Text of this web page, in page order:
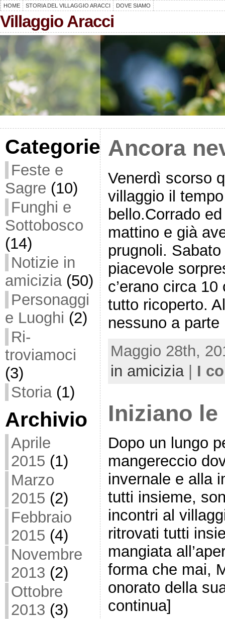
HOME STORIA DEL VILLAGGIO ARACCI DOVE SIAMO
Villaggio Aracci
Categorie
Feste e
Sagre (10)
Funghi e
Sottobosco
(14)
Notizie in
amicizia(50)
Personaggi
e Luoghi (2)
Ri-
troviamoci
(3)
Storia(1)
Archivio
Aprile
2015 (1)
Marzo
2015 (2)
Febbraio
2015 (4)
Novembre
2013 (2)
Ottobre
2013 (3)
Ancora
Venerdì scorso
villaggio il
bello.Corrado
mattino e già
prugnoli.
piacevole
c’erano circa
tutto ricoperto.
nessuno a
Maggio 28th,
in amicizia| I
Iniziano
Dopo un lungo
mangereccio
invernale e alla
tutti insieme,
incontri al
ritrovati tutti
mangiata
forma che mai,
onorato della
continua]